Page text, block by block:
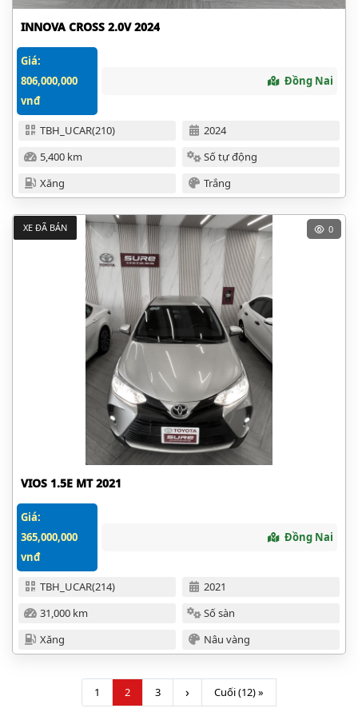
INNOVA CROSS 2.0V 2024
Giá:
806,000,000
vnđ
Đồng Nai
TBH_UCAR(210)
2024
5,400 km
Số tự động
Xăng
Trắng
VIOS 1.5E MT 2021
Giá:
365,000,000
vnđ
Đồng Nai
TBH_UCAR(214)
2021
31,000 km
Số sàn
Xăng
Nâu vàng
XE ĐÃ BÁN 0
1 2 3 › Cuối (12) »